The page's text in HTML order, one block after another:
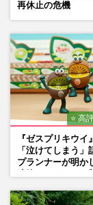
再休止の危機
⭐ 高
『ゼスプリキウイ
「泣けてしまう」
プランナーが明か